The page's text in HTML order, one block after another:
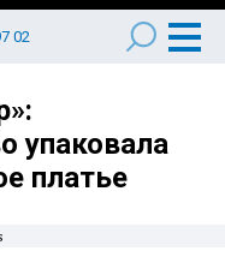
02
упаковала
платье